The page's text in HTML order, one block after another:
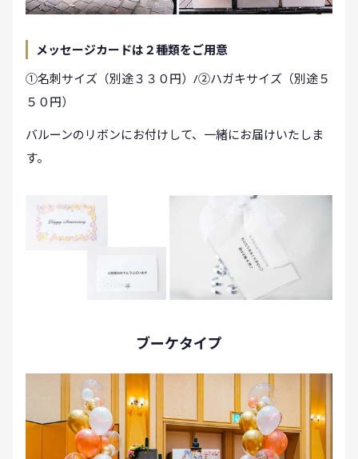
メッセージカードは２種類をご用意
①名刺サイズ（別途３３０円）/②ハガキサイズ（別途５
５０円）
バルーンのリボンにお付けして、一緒にお届けいたしま
す。
ブーケタイプ